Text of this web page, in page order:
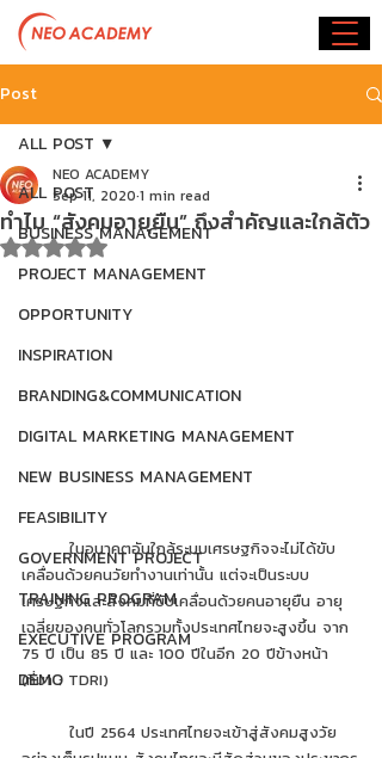
Post
ALL POST
BUSINESS MANAGEMENT
PROJECT MANAGEMENT
OPPORTUNITY
INSPIRATION
BRANDING&COMMUNICATION
DIGITAL MARKETING MANAGEMENT
NEW BUSINESS MANAGEMENT
FEASIBILITY
GOVERNMENT PROJECT
TRAINING PROGRAM
EXECUTIVE PROGRAM
DEMO
ALL POST
ทำไม “สังคมอายุยืน” ถึงสำคัญและใกล้ตัว
NEO ACADEMY
Sep 11, 2020 1 min read
Rated NaN out of 5 stars.
ในอนาคตอันใกล้ระบบเศรษฐกิจจะไม่ได้ขับ
เคลื่อนด้วยคนวัยทำงานเท่านั้น แต่จะเป็นระบบ
เศรษฐกิจและสังคมที่ขับเคลื่อนด้วยคนอายุยืน อายุ
เฉลี่ยของคนทั่วโลกรวมทั้งประเทศไทยจะสูงขึ้น จาก
75 ปี เป็น 85 ปี และ 100 ปีในอีก 20 ปีข้างหน้า
(ที่มา : TDRI)